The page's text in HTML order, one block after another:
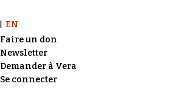
EN
Faire un don
Newsletter
Demander à Vera
Se connecter